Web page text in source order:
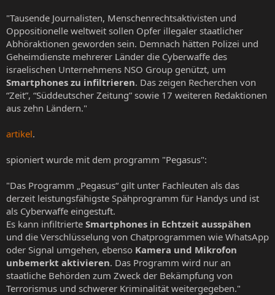
"Tausende Journalisten, Menschenrechtsaktivisten und
Oppositionelle weltweit sollen Opfer illegaler staatlicher
Abhöraktionen geworden sein. Demnach hätten Polizei und
Geheimdienste mehrerer Länder die Cyberwaffe des
israelischen Unternehmens NSO Group genützt, um
Smartphones zu infiltrieren. Das zeigen Recherchen von
“Zeit”, “Süddeutscher Zeitung” sowie 17 weiteren Redaktionen
aus zehn Ländern."
artikel.
spioniert wurde mit dem programm "Pegasus":
"Das Programm „Pegasus“ gilt unter Fachleuten als das
derzeit leistungsfähigste Spähprogramm für Handys und ist
als Cyberwaffe eingestuft.
Es kann infiltrierte Smartphones in Echtzeit ausspähen
und die Verschlüsselung von Chatprogrammen wie WhatsApp
oder Signal umgehen, ebenso Kamera und Mikrofon
unbemerkt aktivieren. Das Programm wird nur an
staatliche Behörden zum Zweck der Bekämpfung von
Terrorismus und schwerer Kriminalität weitergegeben."